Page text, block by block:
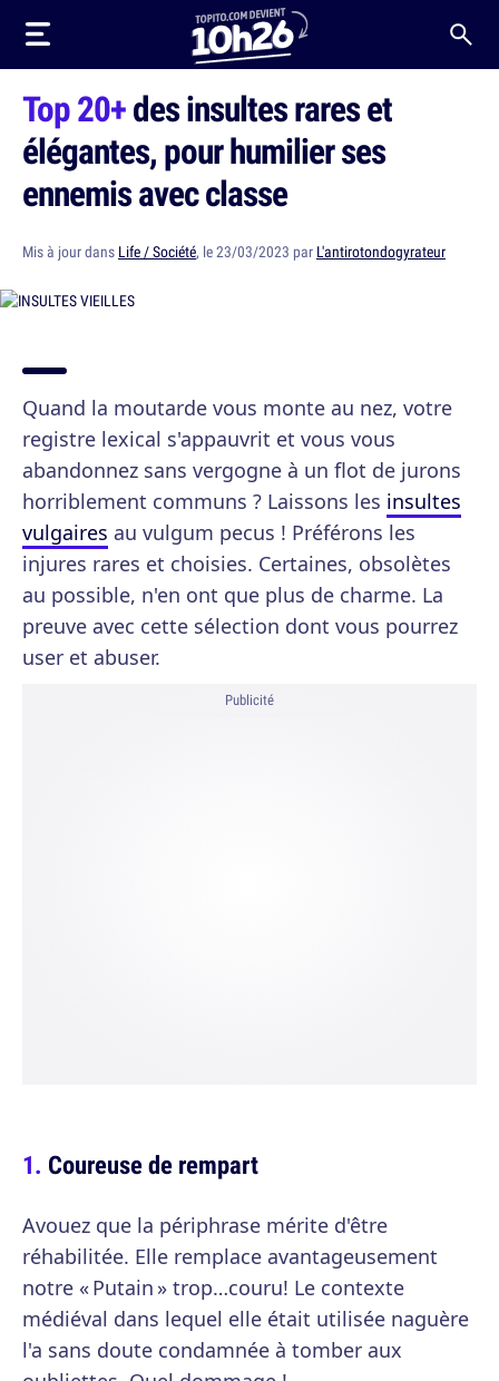
Top 20+des insultes rares et
élégantes, pour humilier ses
ennemis avec classe
Mis à jour dans Life / Société, le 23/03/2023 par L'antirotondogyrateur
Quand la moutarde vous monte au nez, votre
registre lexical s'appauvrit et vous vous
abandonnez sans vergogne à un flot de jurons
horriblement communs ? Laissons les insultes
vulgaires au vulgum pecus ! Préférons les
injures rares et choisies. Certaines, obsolètes
au possible, n'en ont que plus de charme. La
preuve avec cette sélection dont vous pourrez
user et abuser.
Publicité
Coureuse de rempart
Avouez que la périphrase mérite d'être
réhabilitée. Elle remplace avantageusement
notre « Putain » trop…couru! Le contexte
médiéval dans lequel elle était utilisée naguère
l'a sans doute condamnée à tomber aux